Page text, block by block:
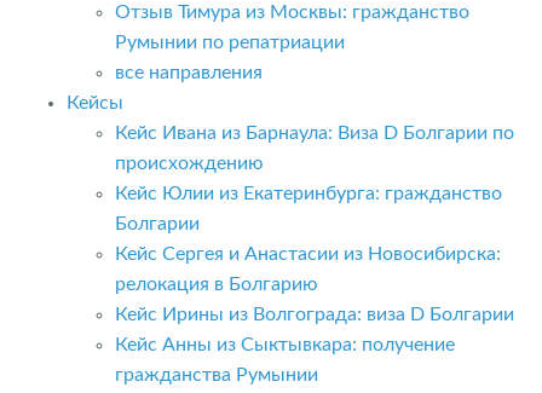
Отзыв Тимура из Москвы: гражданство
Румынии по репатриации
все направления
Кейсы
Кейс Ивана из Барнаула: Виза D Болгарии по
происхождению
Кейс Юлии из Екатеринбурга: гражданство
Болгарии
Кейс Сергея и Анастасии из Новосибирска:
релокация в Болгарию
Кейс Ирины из Волгограда: виза D Болгарии
Кейс Анны из Сыктывкара: получение
гражданства Румынии